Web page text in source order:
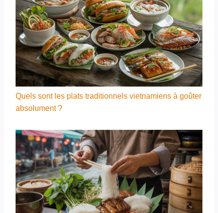
Quels sont les plats traditionnels vietnamiens à goûter
absolument ?